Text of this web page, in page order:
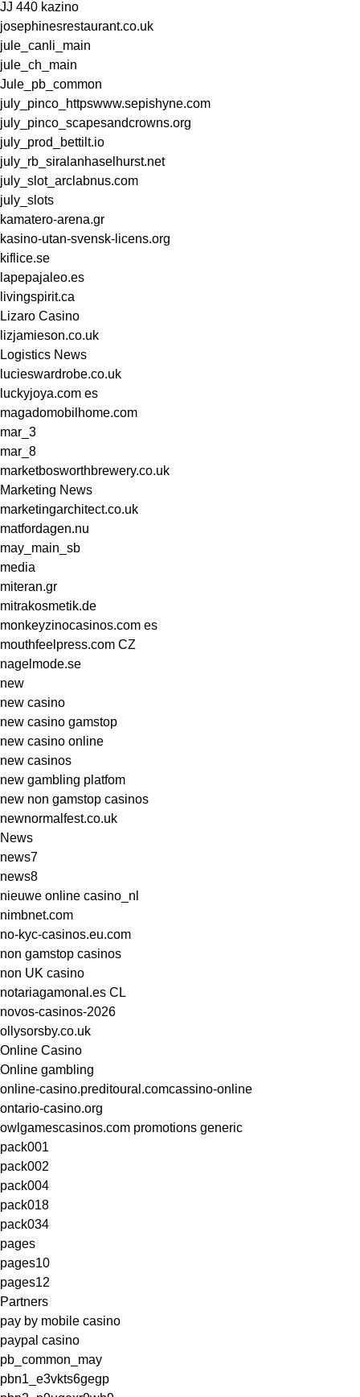
JJ 440 kazino
josephinesrestaurant.co.uk
jule_canli_main
jule_ch_main
Jule_pb_common
july_pinco_httpswww.sepishyne.com
july_pinco_scapesandcrowns.org
july_prod_bettilt.io
july_rb_siralanhaselhurst.net
july_slot_arclabnus.com
july_slots
kamatero-arena.gr
kasino-utan-svensk-licens.org
kiflice.se
lapepajaleo.es
livingspirit.ca
Lizaro Casino
lizjamieson.co.uk
Logistics News
lucieswardrobe.co.uk
luckyjoya.com es
magadomobilhome.com
mar_3
mar_8
marketbosworthbrewery.co.uk
Marketing News
marketingarchitect.co.uk
matfordagen.nu
may_main_sb
media
miteran.gr
mitrakosmetik.de
monkeyzinocasinos.com es
mouthfeelpress.com CZ
nagelmode.se
new
new casino
new casino gamstop
new casino online
new casinos
new gambling platfom
new non gamstop casinos
newnormalfest.co.uk
News
news7
news8
nieuwe online casino_nl
nimbnet.com
no-kyc-casinos.eu.com
non gamstop casinos
non UK casino
notariagamonal.es CL
novos-casinos-2026
ollysorsby.co.uk
Online Casino
Online gambling
online-casino.preditoural.comcassino-online
ontario-casino.org
owlgamescasinos.com promotions generic
pack001
pack002
pack004
pack018
pack034
pages
pages10
pages12
Partners
pay by mobile casino
paypal casino
pb_common_may
pbn1_e3vkts6gegp